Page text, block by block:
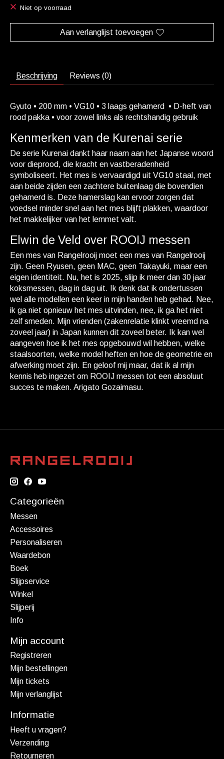
Niet op voorraad
Aan verlanglijst toevoegen
Beschrijving Reviews (0)
Gyuto • 200 mm • VG10 • 3 laags gehamerd • D-heft van
rood pakka • voor zowel links als rechtshandig gebruik
Kenmerken van de Kurenai serie
De serie Kurenai dankt haar naam aan het Japanse woord
voor dieprood, die kracht en vastberadenheid
symboliseert. Het mes is vervaardigd uit VG10 staal, met
aan beide zijden een zachtere buitenlaag die bovendien
gehamerd is. Deze hamerslag kan ervoor zorgen dat
voedsel minder snel aan het mes blijft plakken, waardoor
het makkelijker van het lemmet valt.
Elwin de Veld over ROOIJ messen
Een mes van Rangelrooij moet een mes van Rangelrooij
zijn. Geen Ryusen, geen MAC, geen Takayuki, maar een
eigen identiteit. Nu, het is 2025, slijp ik meer dan 30 jaar
koksmessen, dag in dag uit. Ik denk dat ik ondertussen
wel alle modellen een keer in mijn handen heb gehad. Nee,
ik ga niet opnieuw het mes uitvinden, nee, ik ga het niet
zelf smeden. Mijn vrienden (zakenrelatie klinkt vreemd na
zoveel jaar) in Japan kunnen dit zoveel beter. Ik kan wel
aangeven hoe ik het mes opgebouwd wil hebben, welke
staalsoorten, welke model heften en hoe de geometrie en
afwerking moet zijn. En geloof mij maar, dat ik al mijn
kennis heb ingezet om ROOIJ messen tot een absoluut
succes te maken. Arigato Gozaimasu.
Categorieën
Messen
Accessoires
Personaliseren
Waardebon
Boek
Slijpservice
Winkel
Slijperij
Info
Mijn account
Registreren
Mijn bestellingen
Mijn tickets
Mijn verlanglijst
Informatie
Heeft u vragen?
Verzending
Retourneren